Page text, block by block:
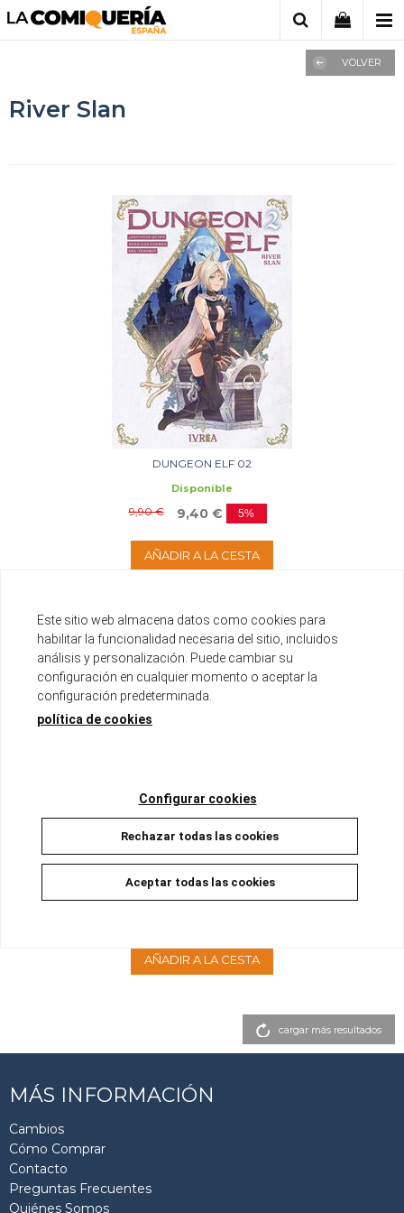
VOLVER
River Slan
DUNGEON ELF 02
Disponible
9,90 € 9,40 € 5%
AÑADIR A LA CESTA
DUNGEON ELF 01
AÑADIR A LA CESTA
cargar más resultados
MÁS INFORMACIÓN
Cambios
Cómo Comprar
Contacto
Preguntas Frecuentes
Quiénes Somos
Este sitio web almacena datos como cookies para
habilitar la funcionalidad necesaria del sitio, incluidos
análisis y personalización. Puede cambiar su
configuración en cualquier momento o aceptar la
configuración predeterminada.
política de cookies
Configurar cookies
Rechazar todas las cookies
Aceptar todas las cookies